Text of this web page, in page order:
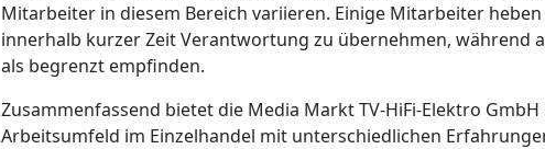
Mitarbeiter in diesem Bereich variieren. Einige Mitarbeiter
innerhalb kurzer Zeit Verantwortung zu übernehmen, während
als begrenzt empfinden.
Zusammenfassend bietet die Media Markt TV-HiFi-Elektro
Arbeitsumfeld im Einzelhandel mit unterschiedlichen